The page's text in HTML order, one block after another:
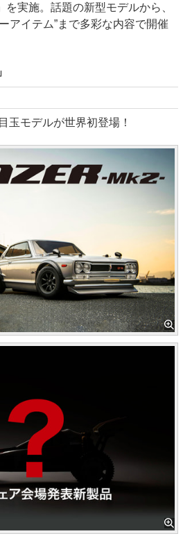
を実施。話題の新型モデルから、
アイテム”まで多彩な内容で開催
モデルが世界初登場！